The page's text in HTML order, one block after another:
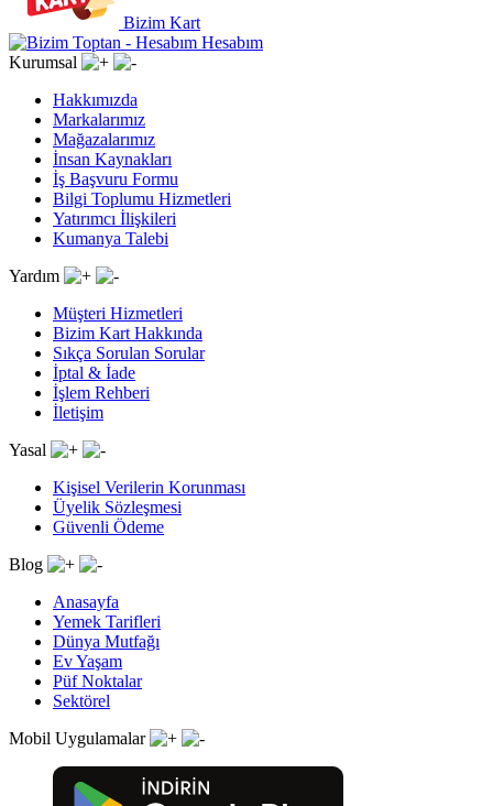
Bizim Kart
Hesabım
Kurumsal
Hakkımızda
Markalarımız
Mağazalarımız
İnsan Kaynakları
İş Başvuru Formu
Bilgi Toplumu Hizmetleri
Yatırımcı İlişkileri
Kumanya Talebi
Yardım
Müşteri Hizmetleri
Bizim Kart Hakkında
Sıkça Sorulan Sorular
İptal & İade
İşlem Rehberi
İletişim
Yasal
Kişisel Verilerin Korunması
Üyelik Sözleşmesi
Güvenli Ödeme
Blog
Anasayfa
Yemek Tarifleri
Dünya Mutfağı
Ev Yaşam
Püf Noktalar
Sektörel
Mobil Uygulamalar